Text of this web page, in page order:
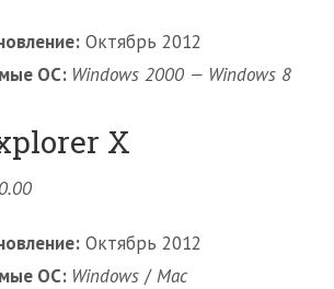
Октябрь 2012
ОС: Windows 2000 — Windows 8
X
Октябрь 2012
ОС: Windows /Mac